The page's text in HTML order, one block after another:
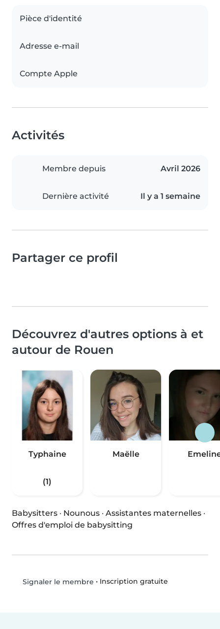
Pièce d'identité
Adresse e-mail
Compte Apple
Activités
Membre depuis Avril 2026
Dernière activité Il y a 1 semaine
Partager ce profil
Découvrez d'autres options à et
autour de Rouen
Typhaine
(1)
Maëlle
Babysitters · Nounous · Assistantes maternelles ·
Offres d'emploi de babysitting
Signaler le membre • Inscription gratuite